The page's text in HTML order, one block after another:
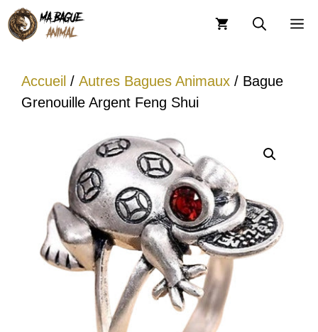
Aller
au
Accueil / Autres Bagues Animaux / Bague
Grenouille Argent Feng Shui